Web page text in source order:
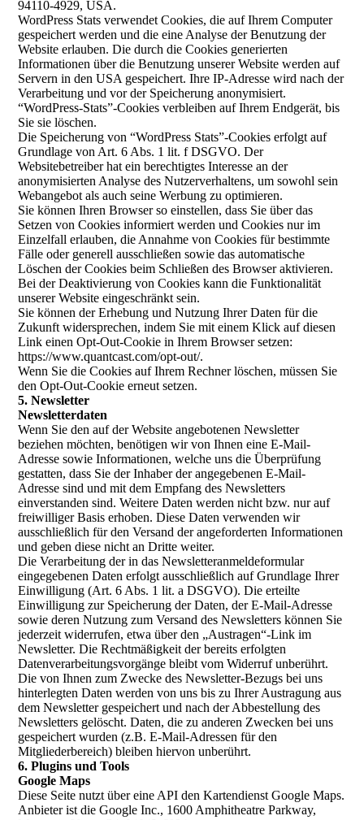
94110-4929, USA.
WordPress Stats verwendet Cookies, die auf Ihrem Computer
gespeichert werden und die eine Analyse der Benutzung der
Website erlauben. Die durch die Cookies generierten
Informationen über die Benutzung unserer Website werden auf
Servern in den USA gespeichert. Ihre IP-Adresse wird nach der
Verarbeitung und vor der Speicherung anonymisiert.
“WordPress-Stats”-Cookies verbleiben auf Ihrem Endgerät, bis
Sie sie löschen.
Die Speicherung von “WordPress Stats”-Cookies erfolgt auf
Grundlage von Art. 6 Abs. 1 lit. f DSGVO. Der
Websitebetreiber hat ein berechtigtes Interesse an der
anonymisierten Analyse des Nutzerverhaltens, um sowohl sein
Webangebot als auch seine Werbung zu optimieren.
Sie können Ihren Browser so einstellen, dass Sie über das
Setzen von Cookies informiert werden und Cookies nur im
Einzelfall erlauben, die Annahme von Cookies für bestimmte
Fälle oder generell ausschließen sowie das automatische
Löschen der Cookies beim Schließen des Browser aktivieren.
Bei der Deaktivierung von Cookies kann die Funktionalität
unserer Website eingeschränkt sein.
Sie können der Erhebung und Nutzung Ihrer Daten für die
Zukunft widersprechen, indem Sie mit einem Klick auf diesen
Link einen Opt-Out-Cookie in Ihrem Browser setzen:
https://www.quantcast.com/opt-out/.
Wenn Sie die Cookies auf Ihrem Rechner löschen, müssen Sie
den Opt-Out-Cookie erneut setzen.
5. Newsletter
Newsletterdaten
Wenn Sie den auf der Website angebotenen Newsletter
beziehen möchten, benötigen wir von Ihnen eine E-Mail-
Adresse sowie Informationen, welche uns die Überprüfung
gestatten, dass Sie der Inhaber der angegebenen E-Mail-
Adresse sind und mit dem Empfang des Newsletters
einverstanden sind. Weitere Daten werden nicht bzw. nur auf
freiwilliger Basis erhoben. Diese Daten verwenden wir
ausschließlich für den Versand der angeforderten Informationen
und geben diese nicht an Dritte weiter.
Die Verarbeitung der in das Newsletteranmeldeformular
eingegebenen Daten erfolgt ausschließlich auf Grundlage Ihrer
Einwilligung (Art. 6 Abs. 1 lit. a DSGVO). Die erteilte
Einwilligung zur Speicherung der Daten, der E-Mail-Adresse
sowie deren Nutzung zum Versand des Newsletters können Sie
jederzeit widerrufen, etwa über den „Austragen“-Link im
Newsletter. Die Rechtmäßigkeit der bereits erfolgten
Datenverarbeitungsvorgänge bleibt vom Widerruf unberührt.
Die von Ihnen zum Zwecke des Newsletter-Bezugs bei uns
hinterlegten Daten werden von uns bis zu Ihrer Austragung aus
dem Newsletter gespeichert und nach der Abbestellung des
Newsletters gelöscht. Daten, die zu anderen Zwecken bei uns
gespeichert wurden (z.B. E-Mail-Adressen für den
Mitgliederbereich) bleiben hiervon unberührt.
6. Plugins und Tools
Google Maps
Diese Seite nutzt über eine API den Kartendienst Google Maps.
Anbieter ist die Google Inc., 1600 Amphitheatre Parkway,